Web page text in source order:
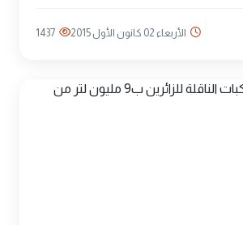
الأربعاء 02 كانون الأول 2015 1437